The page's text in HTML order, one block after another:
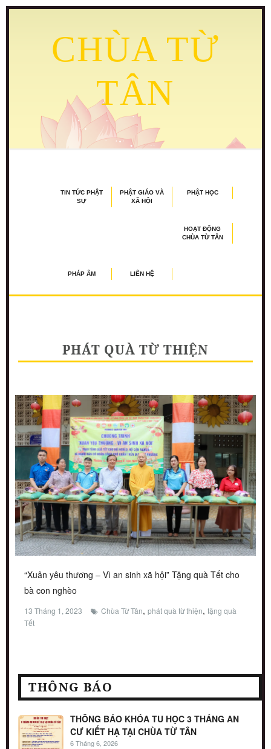
CHÙA TỪ
TÂN
TIN TỨC PHẬT
SỰ
PHẬT GIÁO VÀ
XÃ HỘI
PHẬT HỌC
HOẠT ĐỘNG
CHÙA TỪ TÂN
PHÁP ÂM LIÊN HỆ
PHÁT QUÀ TỪ THIỆN
“Xuân yêu thương – Vì an sinh xã hội” Tặng quà Tết cho
bà con nghèo
13 Tháng 1, 2023 Chùa Từ Tân, phát quà từ thiện, tặng quà
Tết
THÔNG BÁO
THÔNG BÁO KHÓA TU HỌC 3 THÁNG AN
CƯ KIẾT HẠ TẠI CHÙA TỪ TÂN
6 Tháng 6, 2026